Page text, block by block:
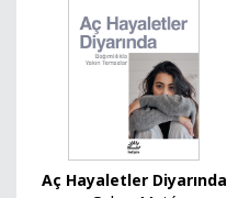
Aç Hayaletler Diyarında